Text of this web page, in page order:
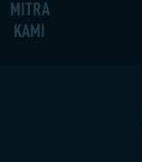
MITRA
KAMI